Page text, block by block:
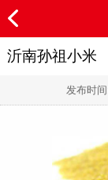
沂南孙祖小米
发布时